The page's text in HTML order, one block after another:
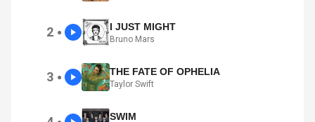
2 ● I JUST MIGHT
Bruno Mars
3 ● THE FATE OF OPHELIA
Taylor Swift
SWIM